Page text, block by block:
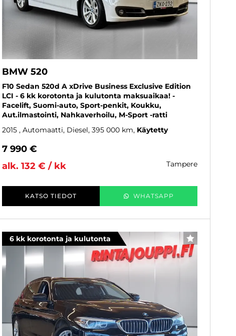
BMW 520
F10 Sedan 520d A xDrive Business Exclusive Edition
LCI - 6 kk korotonta ja kulutonta maksuaikaa! -
Facelift, Suomi-auto, Sport-penkit, Koukku,
Aut.ilmastointi, Nahkaverhoilu, M-Sport -ratti
2015 , Automaatti, Diesel, 395 000 km Käytetty
7 990 €
alk. 132 € / kk
tampere
KATSO TIEDOT WHATSAPP
6 kk korotonta ja kulutonta SUOSIKKI